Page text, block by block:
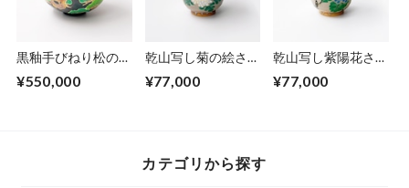
黒釉手びねり松の絵
tea bowl,colored
¥550,000
乾山写し菊の絵さけ
cup,colored
¥77,000
乾山写し紫陽花さけ
cup,colored
¥77,000
カテゴリから探す